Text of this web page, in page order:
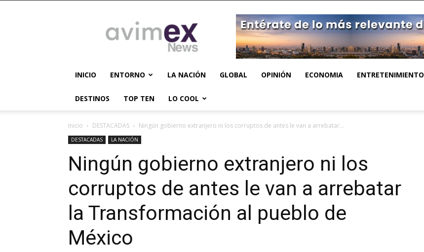
NEWS
INICIO ENTORNO LA NACIÓN GLOBAL OPINIÓN ECONOMIA ENTRETENIMIENTO
DESTINOS TOP TEN LO COOL
Inicio DESTACADAS Ningún gobierno extranjero ni los corruptos de antes le van a arrebatar...
DESTACADAS LA NACIÓN
Ningún gobierno extranjero ni los
corruptos de antes le van a arrebatar
la Transformación al pueblo de
México